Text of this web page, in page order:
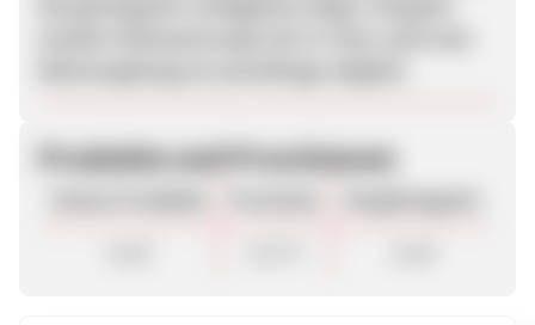
Produkte und Provisionen